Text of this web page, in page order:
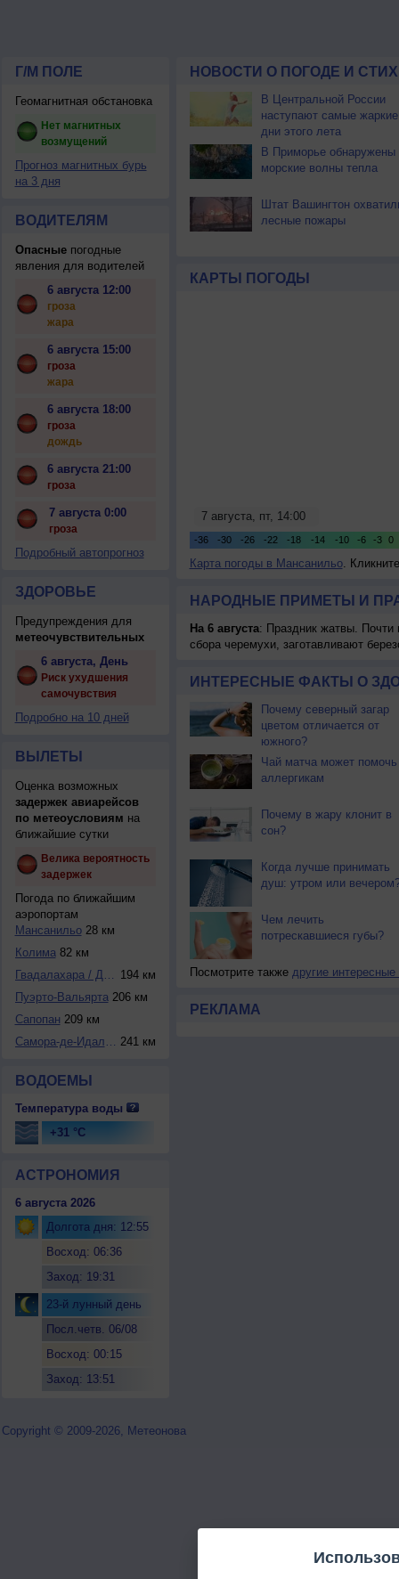
Г/М ПОЛЕ
Геомагнитная обстановка
Нет магнитных
возмущений
Прогноз магнитных бурь
на 3 дня
ВОДИТЕЛЯМ
Опасныепогодные
явления для водителей
6 августа 12:00
гроза
жара
6 августа 15:00
гроза
жара
6 августа 18:00
гроза
дождь
6 августа 21:00
гроза
7 августа 0:00
гроза
Подробный автопрогноз
ЗДОРОВЬЕ
Предупреждения для
метеочувствительных
6 августа, День
Риск ухудшения
самочувствия
Подробно на 10 дней
ВЫЛЕТЫ
Оценка возможных
задержек авиарейсов
по метеоусловиям на
ближайшие сутки
Велика вероятность
задержек
Погода по ближайшим
аэропортам
Мансанильо28 км
Колима82 км
Гвадалахара / Дон... 194 км
Пуэрто-Вальярта206 км
Сапопан 209 км
Самора-де-Идальго 241 км
ВОДОЕМЫ
Температура воды
+31 °C
АСТРОНОМИЯ
6 августа 2026
Долгота дня: 12:55
Восход: 06:36
Заход: 19:31
23-й лунный день
Посл.четв. 06/08
Восход: 00:15
Заход: 13:51
НОВОСТИ О ПОГОДЕ И
В Центральной России
наступают самые жаркие
дни этого лета
В Приморье обнаружены
морские волны тепла
Штат Вашингтон
лесные пожары
КАРТЫ ПОГОДЫ
Карта погоды в Мансанильо.
НАРОДНЫЕ ПРИМЕТЫ И
На 6 августа: Праздник жатвы. Почти
сбора черемухи, заготавливают
ИНТЕРЕСНЫЕ ФАКТЫ О
Почему северный загар
цветом отличается от
южного?
Чай матча может помочь
аллергикам
Почему в жару клонит в
сон?
Когда лучше принимать
душ: утром или
Чем лечить
потрескавшиеся губы?
Посмотрите также другие интересные
РЕКЛАМА
Copyright © 2009-2026, Метеонова